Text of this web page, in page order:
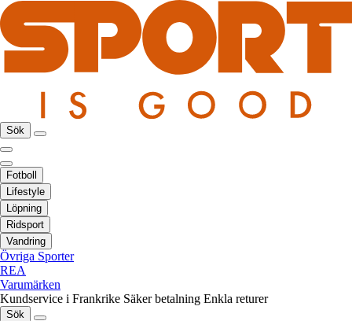
Sök
Fotboll
Lifestyle
Löpning
Ridsport
Vandring
Övriga Sporter
REA
Varumärken
Kundservice i Frankrike Säker betalning Enkla returer
Sök